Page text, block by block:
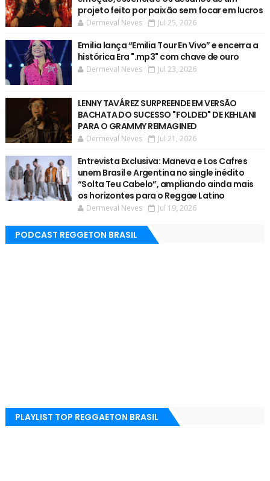
projeto feito por paixão sem focar em lucros
Dermeval Neves Jul 25, 2026
Emilia lança “Emilia Tour En Vivo” e encerra a
histórica Era ".mp3" com chave de ouro
Dermeval Neves Jul 23, 2026
LENNY TAVÁREZ SURPREENDE EM VERSÃO
BACHATA DO SUCESSO "FOLDED" DE KEHLANI
PARA O GRAMMY REIMAGINED
Dermeval Neves Jul 21, 2026
Entrevista Exclusiva: Maneva e Los Cafres
unem Brasil e Argentina no single inédito
“Solta Teu Cabelo”, ampliando ainda mais
os horizontes para o Reggae Latino
Dermeval Neves Jul 19, 2026
PODCAST REGGETON BRASIL
PLAYLIST TOP REGGAETON BRASIL